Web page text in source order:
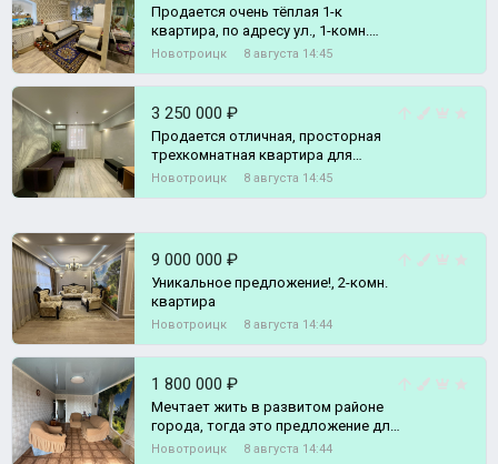
Продается очень тёплая 1-к
квартира, по адресу ул., 1-комн.
квартира
Новотроицк 8 августа 14:45
3 250 000 ₽
Продается отличная, просторная
трехкомнатная квартира для
большой семьи и комфортного
Новотроицк 8 августа 14:45
9 000 000 ₽
Уникальное предложение!, 2-комн.
квартира
Новотроицк 8 августа 14:44
1 800 000 ₽
Мечтает жить в развитом районе
города, тогда это предложение для
Вас., 2-комн. квартира
Новотроицк 8 августа 14:44